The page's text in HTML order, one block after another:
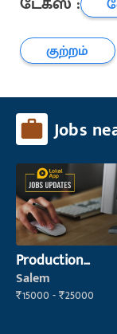
குற்றம்
Jobs
Production
Supervisor
Salem
₹15000 - ₹25000